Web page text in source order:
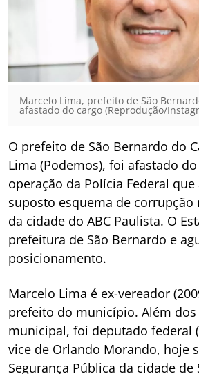
Marcelo Lima, prefeito de São
afastado do cargo (Reprodução/
O prefeito de São Bernardo do
Lima (Podemos), foi afastado
operação da Polícia Federal
suposto esquema de corrupção
da cidade do ABC Paulista. O
prefeitura de São Bernardo e
posicionamento.
Marcelo Lima é ex-vereador
prefeito do município. Além dos
municipal, foi deputado federal
vice de Orlando Morando, hoje
Segurança Pública da cidade de